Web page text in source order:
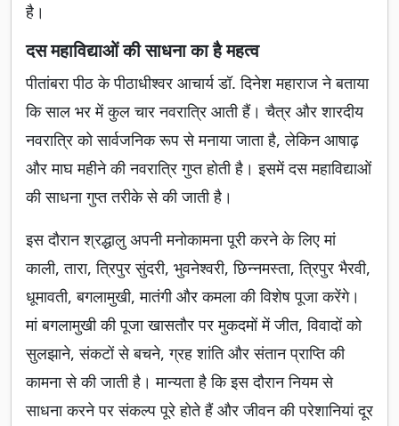
है।
दस महाविद्याओं की साधना का है महत्व
पीतांबरा पीठ के पीठाधीश्वर आचार्य डॉ. दिनेश महाराज ने बताया
कि साल भर में कुल चार नवरात्रि आती हैं। चैत्र और शारदीय
नवरात्रि को सार्वजनिक रूप से मनाया जाता है, लेकिन आषाढ़
और माघ महीने की नवरात्रि गुप्त होती है। इसमें दस महाविद्याओं
की साधना गुप्त तरीके से की जाती है।
इस दौरान श्रद्धालु अपनी मनोकामना पूरी करने के लिए मां
काली, तारा, त्रिपुर सुंदरी, भुवनेश्वरी, छिन्नमस्ता, त्रिपुर भैरवी,
धूमावती, बगलामुखी, मातंगी और कमला की विशेष पूजा करेंगे।
मां बगलामुखी की पूजा खासतौर पर मुकदमों में जीत, विवादों को
सुलझाने, संकटों से बचने, ग्रह शांति और संतान प्राप्ति की
कामना से की जाती है। मान्यता है कि इस दौरान नियम से
साधना करने पर संकल्प पूरे होते हैं और जीवन की परेशानियां दूर